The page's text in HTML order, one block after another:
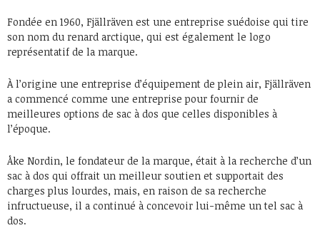
Fondée en 1960, Fjällräven est une entreprise suédoise qui tire
son nom du renard arctique, qui est également le logo
représentatif de la marque.
À l’origine une entreprise d’équipement de plein air, Fjällräven
a commencé comme une entreprise pour fournir de
meilleures options de sac à dos que celles disponibles à
l’époque.
Åke Nordin, le fondateur de la marque, était à la recherche d’un
sac à dos qui offrait un meilleur soutien et supportait des
charges plus lourdes, mais, en raison de sa recherche
infructueuse, il a continué à concevoir lui-même un tel sac à
dos.